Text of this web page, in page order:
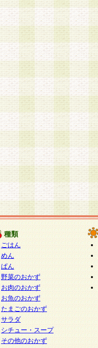
種類
ごはん
めん
ぱん
野菜のおかず
お肉のおかず
お魚のおかず
たまごのおかず
サラダ
シチュー・スープ
その他のおかず